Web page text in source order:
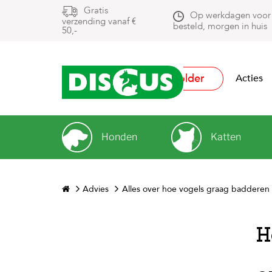
Gratis
verzending vanaf €
50,-
Op werkdagen
besteld, morgen in huis
Folder Acties
Honden Katten
Advies Alles over hoe vogels graag badderen